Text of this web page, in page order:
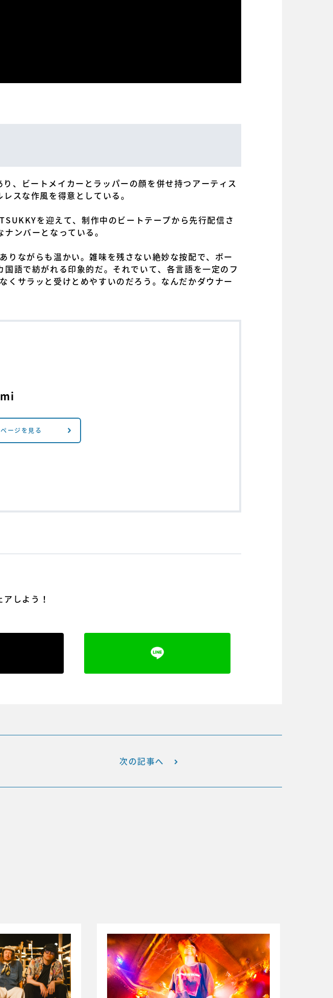
、ビートメイカーとラッパーの顔を併せ持つアーティス
スな作風を得意としている。
を迎えて、制作中のビートテープから先行配信さ
ンバーとなっている。
りながらも温かい。雑味を残さない絶妙な按配で、ボー
語で紡がれる印象的だ。それでいて、各言語を一定のフ
くサラッと受けとめやすいのだろう。なんだかダウナー
ージを見る
しよう！
次の記事へ